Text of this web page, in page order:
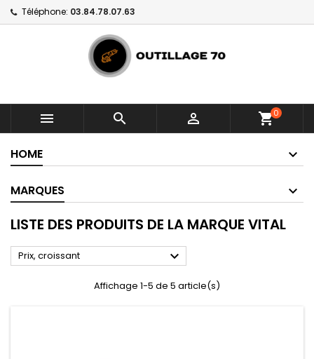
Téléphone: 03.84.78.07.63
   shopping_cart0
HOME
MARQUES
LISTE DES PRODUITS DE LA MARQUE VITAL
Prix, croissant 
Affichage 1-5 de 5 article(s)